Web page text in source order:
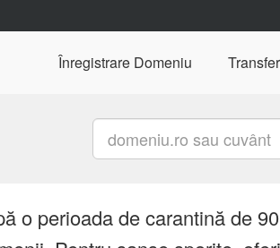
Înregistrare Domeniu
o perioada de carantină de